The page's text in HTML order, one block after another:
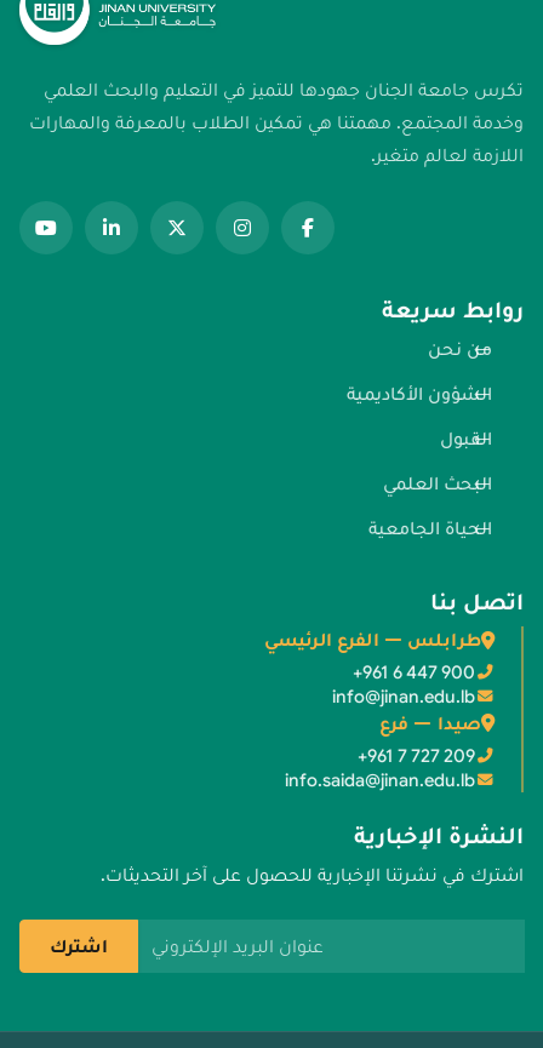
تكرس جامعة الجنان جهودها للتميز في التعليم والبحث العلمي
وخدمة المجتمع. مهمتنا هي تمكين الطلاب بالمعرفة والمهارات
اللازمة لعالم متغير.
روابط سريعة
من نحن
الشؤون الأكاديمية
القبول
البحث العلمي
الحياة الجامعية
اتصل بنا
طرابلس — الفرع الرئيسي
+961 6 447 900
info@jinan.edu.lb
صيدا — فرع
+961 7 727 209
info.saida@jinan.edu.lb
النشرة الإخبارية
اشترك في نشرتنا الإخبارية للحصول على آخر التحديثات.
اشترك